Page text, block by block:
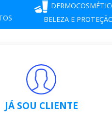
BELEZA E
JÁ SOU CLIENTE